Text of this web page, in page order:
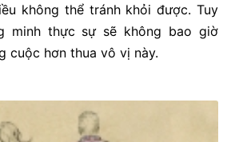
không thể tránh khỏi được. Tuy
minh thực sự sẽ không bao giờ
cuộc hơn thua vô vị này.